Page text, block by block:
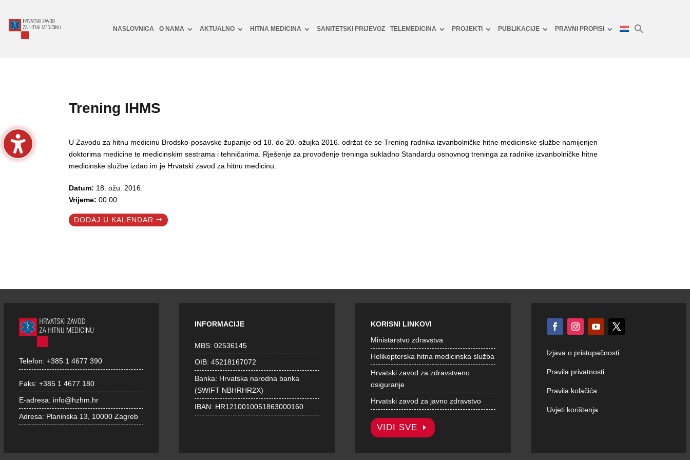
NASLOVNICA O NAMA AKTUALNO HITNA MEDICINA SANITETSKI PRIJEVOZ TELEMEDICINA PROJEKTI PUBLIKACIJE PRAVNI PROPISI
Trening IHMS
U Zavodu za hitnu medicinu Brodsko-posavske županije od 18. do 20. ožujka 2016. održat će se Trening radnika izvanbolničke hitne medicinske službe namijenjen
doktorima medicine te medicinskim sestrama i tehničarima. Rješenje za provođenje treninga sukladno Standardu osnovnog treninga za radnike izvanbolničke hitne
medicinske službe izdao im je Hrvatski zavod za hitnu medicinu.
Datum: 18. ožu. 2016.
Vrijeme:00:00
DODAJ U KALENDAR
Telefon: +385 1 4677 390
Faks: +385 1 4677 180
E-adresa: info@hzhm.hr
Adresa: Planinska 13, 10000 Zagreb
INFORMACIJE
MBS: 02536145
OIB: 45218167072
Banka: Hrvatska narodna banka
(SWIFT NBHRHR2X)
IBAN: HR1210010051863000160
KORISNI LINKOVI
Ministarstvo zdravstva
Helikopterska hitna medicinska služba
Hrvatski zavod za zdravstveno
osiguranje
Hrvatski zavod za javno zdravstvo
VIDI SVE
Izjava o pristupačnosti
Pravila privatnosti
Pravila kolačića
Uvjeti korištenja